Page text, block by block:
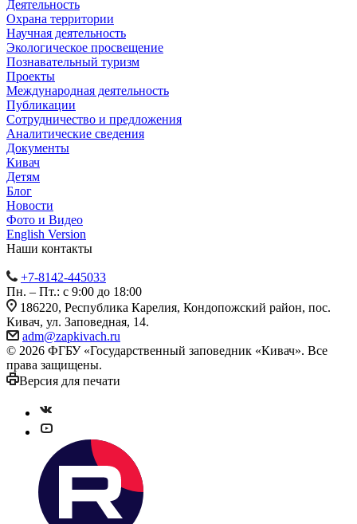
Деятельность
Охрана территории
Научная деятельность
Экологическое просвещение
Познавательный туризм
Проекты
Международная деятельность
Публикации
Сотрудничество и предложения
Аналитические сведения
Документы
Кивач
Детям
Блог
Новости
Фото и Видео
English Version
Наши контакты
+7-8142-445033
Пн. – Пт.: с 9:00 до 18:00
186220, Республика Карелия, Кондопожский район, пос.
Кивач, ул. Заповедная, 14.
adm@zapkivach.ru
© 2026 ФГБУ «Государственный заповедник «Кивач». Все
права защищены.
Версия для печати